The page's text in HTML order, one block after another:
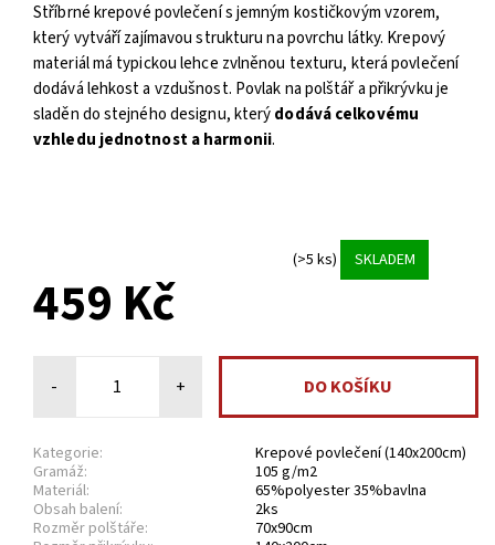
Stříbrné krepové povlečení s jemným kostičkovým vzorem,
který vytváří zajímavou strukturu na povrchu látky. Krepový
materiál má typickou lehce zvlněnou texturu, která povlečení
dodává lehkost a vzdušnost. Povlak na polštář a přikrývku je
sladěn do stejného designu, kterýdodává celkovému
vzhledu jednotnost a harmonii.
(>5 ks) SKLADEM
459 Kč
- +
Kategorie:
Krepové povlečení (140x200cm)
Gramáž:
105 g/m2
Materiál:
65%polyester 35%bavlna
Obsah balení:
2ks
Rozměr polštáře:
70x90cm